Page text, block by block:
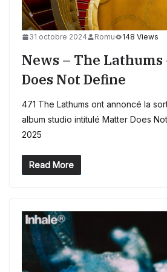
31 octobre 2024 Romu 148 Views
News – The
Does Not Define
471 The Lathums ont annoncé la
album studio intitulé Matter Does
2025
Read More